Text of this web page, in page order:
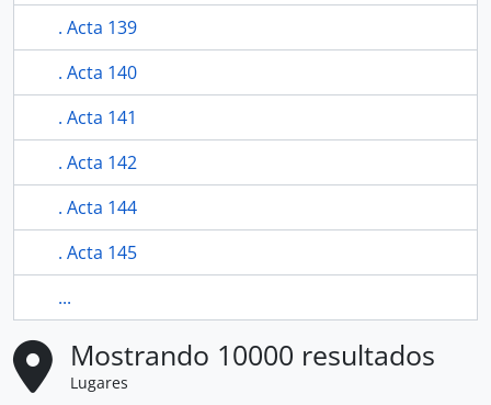
. Acta 139
. Acta 140
. Acta 141
. Acta 142
. Acta 144
. Acta 145
...
Mostrando 10000 resultados
Lugares